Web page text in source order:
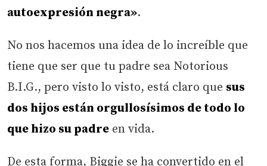
autoexpresión negra».
No nos hacemos una idea de lo increíble que
tiene que ser que tu padre sea Notorious
B.I.G., pero visto lo visto, está claro que sus
dos hijos están orgullosísimos de todo lo
que hizo su padre en vida.
De esta forma, Biggie se ha convertido en el